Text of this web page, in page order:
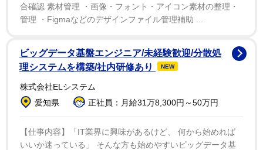
一方で、ケダチェ被告と共に犯行に及んだとされるユ
ニス・アバス被告は、同犯罪の経験を記した著書を執筆
き合ってきたというキムはその行為を「許しがたい」と
非難した。
合確認 素材管理 ・画像・フォント・アイコン素材の整理・
管理 ・Figmaなどのデザインファイル管理補助 ...
ビッグデータ基盤エンジニア/未経験歓迎/分散処
理システムを構築/社内研修あり
NEW
株式会社ELシステム
愛知県
正社員：月給31万8,300円～50万円
【仕事内容】「IT業界に興味があるけど、 何から始めれば
いいか迷っている」 そんな方も始めやすいビッグデータ基